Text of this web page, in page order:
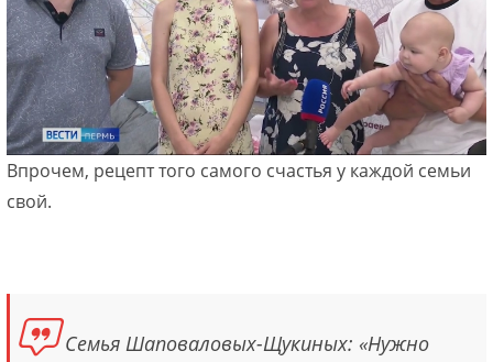
Впрочем, рецепт того самого счастья у каждой семьи
свой.
Семья Шаповаловых-Щукиных: «Нужно